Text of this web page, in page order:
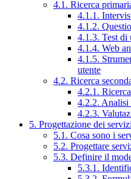
4.1. Ricerca
4.1.1.
4.1.2.
4.1.3. Test di
4.1.4. Web
4.1.5.
utente
4.2. Ricerca
4.2.1.
4.2.2. Analisi
4.2.3.
5. Progettazione dei servizi
5.1. Cosa sono i
5.2. Progettare
5.3. Definire il
5.3.1.